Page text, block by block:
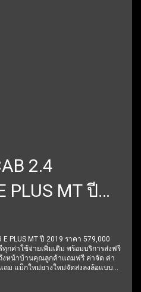
2.4
PLUS MT ปี
บาท
E PLUS MT ปี 2019 ราคา 579,000
กค่าใช้จ่ายเพิ่มเติม พร้อมบริการส่งฟรี
งหน้าบ้านคุณลูกค้าแถมฟรี ค่าจัด ค่า
ม แม็กใหม่ยางใหม่จัดส่งลงล้อแบบ
60,000 โลฟรีบริการช่วยเหลือฉุกเฉิน
ประกันให้ทุกชิ้นส่วน มีรถให้เลือก